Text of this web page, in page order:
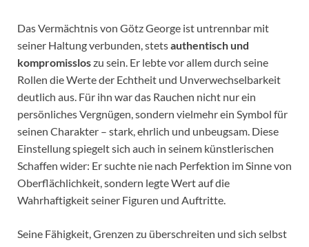
Das Vermächtnis von Götz George ist untrennbar mit
seiner Haltung verbunden, stetsauthentisch und
kompromissloszu sein. Er lebte vor allem durch seine
Rollen die Werte der Echtheit und Unverwechselbarkeit
deutlich aus. Für ihn war das Rauchen nicht nur ein
persönliches Vergnügen, sondern vielmehr ein Symbol für
seinen Charakter – stark, ehrlich und unbeugsam. Diese
Einstellung spiegelt sich auch in seinem künstlerischen
Schaffen wider: Er suchte nie nach Perfektion im Sinne von
Oberflächlichkeit, sondern legte Wert auf die
Wahrhaftigkeit seiner Figuren und Auftritte.
Seine Fähigkeit, Grenzen zu überschreiten und sich selbst